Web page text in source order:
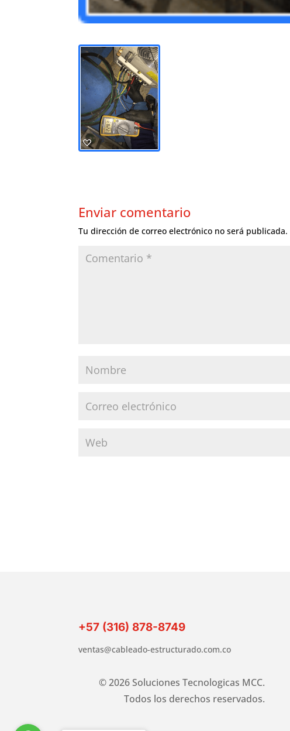
Enviar comentario
Tu dirección de correo electrónico no será publicada.
+57 (316) 878-8749
ventas@cableado-estructurado.com.co
© 2026 Soluciones Tecnologicas MCC.
Todos los derechos reservados.